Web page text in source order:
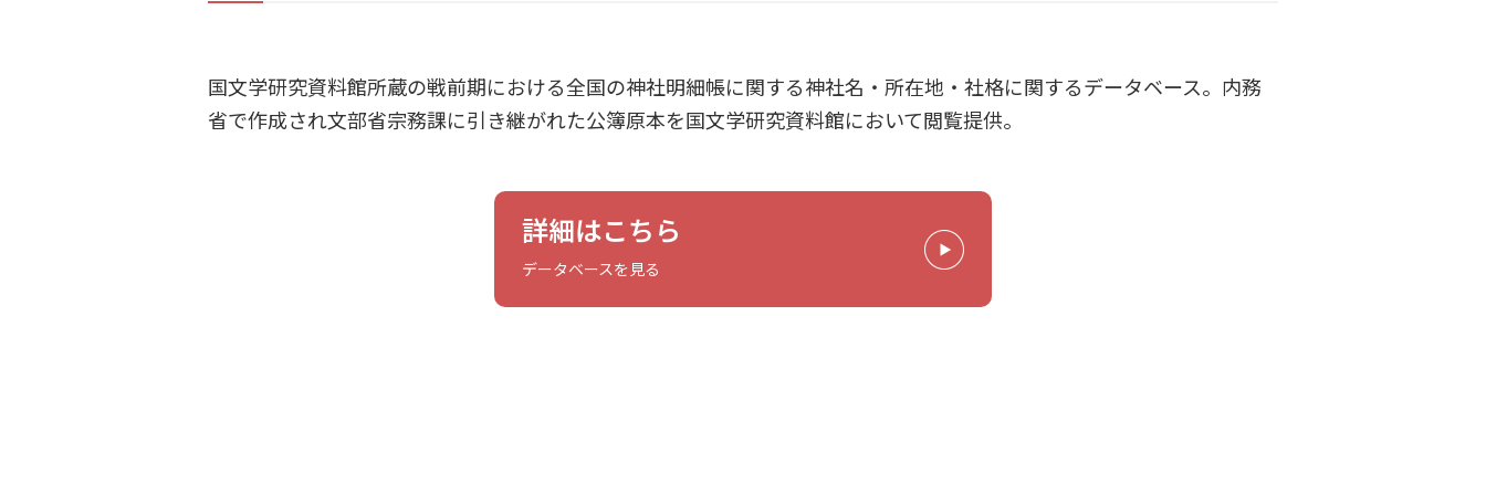
国文学研究資料館所蔵の戦前期における全国の神社明細帳に関する神社名・所在地・社格に関するデータベース。内務
省で作成され文部省宗務課に引き継がれた公簿原本を国文学研究資料館において閲覧提供。
詳細はこちら
データベースを見る